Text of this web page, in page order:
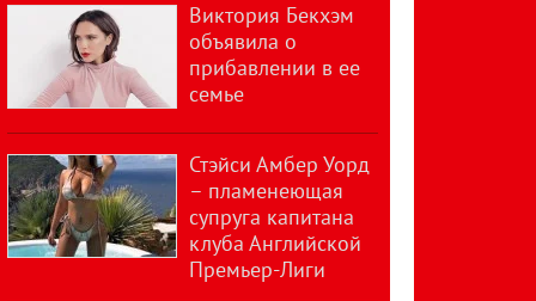
Виктория Бекхэм
объявила о
прибавлении в ее
семье
Стэйси Амбер Уорд
– пламенеющая
супруга капитана
клуба Английской
Премьер-Лиги